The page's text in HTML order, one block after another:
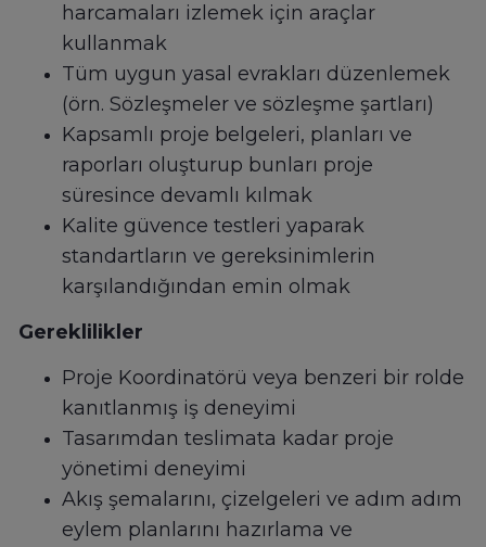
harcamaları izlemek için araçlar
kullanmak
Tüm uygun yasal evrakları düzenlemek
(örn. Sözleşmeler ve sözleşme şartları)
Kapsamlı proje belgeleri, planları ve
raporları oluşturup bunları proje
süresince devamlı kılmak
Kalite güvence testleri yaparak
standartların ve gereksinimlerin
karşılandığından emin olmak
Gereklilikler
Proje Koordinatörü veya benzeri bir rolde
kanıtlanmış iş deneyimi
Tasarımdan teslimata kadar proje
yönetimi deneyimi
Akış şemalarını, çizelgeleri ve adım adım
eylem planlarını hazırlama ve